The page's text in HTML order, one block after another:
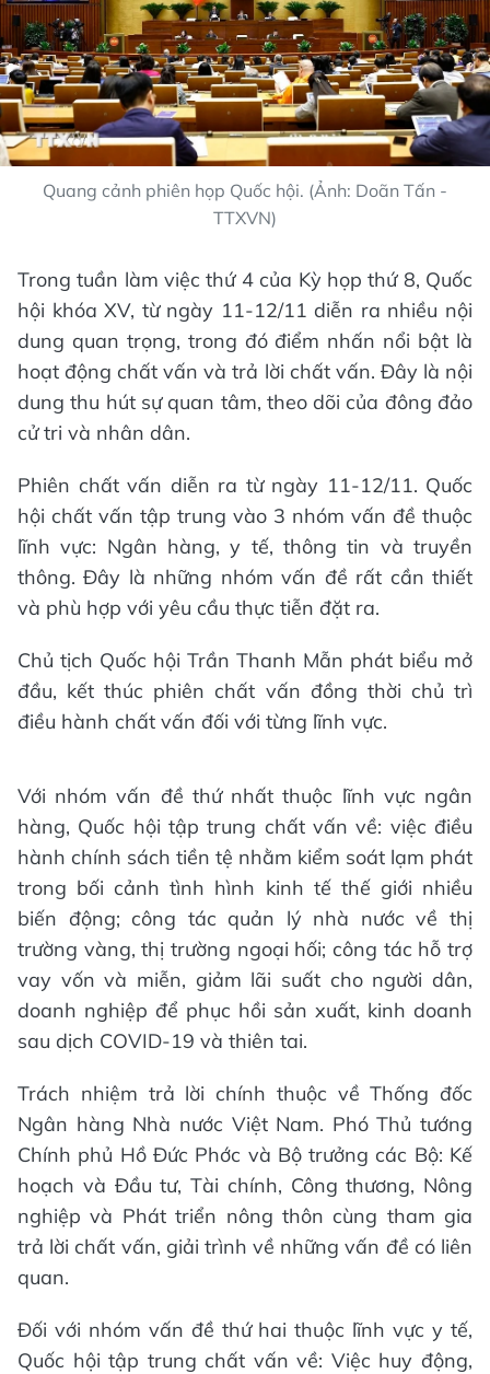
Quang cảnh phiên họp Quốc hội. (Ảnh: Doãn Tấn -
TTXVN)
Trong tuần làm việc thứ 4 của Kỳ họp thứ 8, Quốc
hội khóa XV, từ ngày 11-12/11 diễn ra nhiều nội
dung quan trọng, trong đó điểm nhấn nổi bật là
hoạt động chất vấn và trả lời chất vấn. Đây là nội
dung thu hút sự quan tâm, theo dõi của đông đảo
cử tri và nhân dân.
Phiên chất vấn diễn ra từ ngày 11-12/11. Quốc
hội chất vấn tập trung vào 3 nhóm vấn đề thuộc
lĩnh vực: Ngân hàng, y tế, thông tin và truyền
thông. Đây là những nhóm vấn đề rất cần thiết
và phù hợp với yêu cầu thực tiễn đặt ra.
Chủ tịch Quốc hội Trần Thanh Mẫn phát biểu mở
đầu, kết thúc phiên chất vấn đồng thời chủ trì
điều hành chất vấn đối với từng lĩnh vực.
Với nhóm vấn đề thứ nhất thuộc lĩnh vực ngân
hàng, Quốc hội tập trung chất vấn về: việc điều
hành chính sách tiền tệ nhằm kiểm soát lạm phát
trong bối cảnh tình hình kinh tế thế giới nhiều
biến động; công tác quản lý nhà nước về thị
trường vàng, thị trường ngoại hối; công tác hỗ trợ
vay vốn và miễn, giảm lãi suất cho người dân,
doanh nghiệp để phục hồi sản xuất, kinh doanh
sau dịch COVID-19 và thiên tai.
Trách nhiệm trả lời chính thuộc về Thống đốc
Ngân hàng Nhà nước Việt Nam. Phó Thủ tướng
Chính phủ Hồ Đức Phớc và Bộ trưởng các Bộ: Kế
hoạch và Đầu tư, Tài chính, Công thương, Nông
nghiệp và Phát triển nông thôn cùng tham gia
trả lời chất vấn, giải trình về những vấn đề có liên
quan.
Đối với nhóm vấn đề thứ hai thuộc lĩnh vực y tế,
Quốc hội tập trung chất vấn về: Việc huy động,